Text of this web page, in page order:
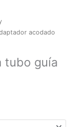
acodado
tubo guía